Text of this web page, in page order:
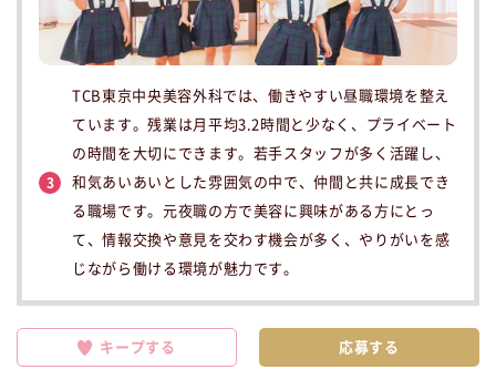
3
TCB東京中央美容外科では、働きやすい昼職環境を整え
ています。残業は月平均3.2時間と少なく、プライベート
の時間を大切にできます。若手スタッフが多く活躍し、
和気あいあいとした雰囲気の中で、仲間と共に成長でき
る職場です。元夜職の方で美容に興味がある方にとっ
て、情報交換や意見を交わす機会が多く、やりがいを感
じながら働ける環境が魅力です。
キープする